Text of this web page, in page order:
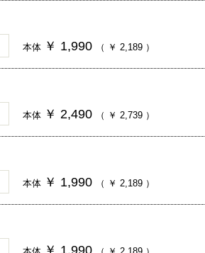
本体 ￥ 1,990 （ ￥ 2,189 ）
本体 ￥ 2,490 （ ￥ 2,739 ）
本体 ￥ 1,990 （ ￥ 2,189 ）
￥ 1,990